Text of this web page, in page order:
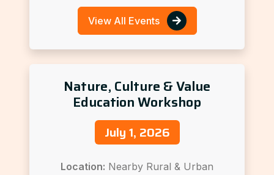
View All Events
Nature, Culture & Value
Education Workshop
July 1, 2026
Location: Nearby Rural & Urban